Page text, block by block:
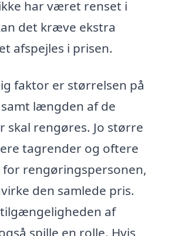
har været renset i
det kræve ekstra
afspejles i prisen.
faktor er størrelsen på
længden af de
skal rengøres. Jo større
tagrender og oftere
rengøringspersonen,
den samlede pris.
af
spille en rolle. Hvis